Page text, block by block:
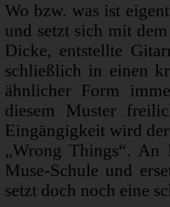
Wo bzw. was ist
und setzt sich mit
Dicke, entstellte
schließlich in einen
ähnlicher Form
diesem Muster
Eingängigkeit wird
„Wrong Things“. An
Muse-Schule und
setzt doch noch eine